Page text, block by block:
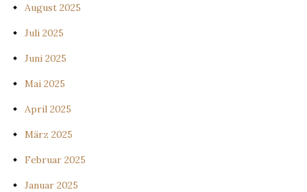
August 2025
Juli 2025
Juni 2025
Mai 2025
April 2025
März 2025
Februar 2025
Januar 2025